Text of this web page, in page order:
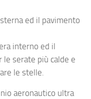
ed il pavimento
interno ed il
serate più calde e
le stelle.
aeronautico ultra